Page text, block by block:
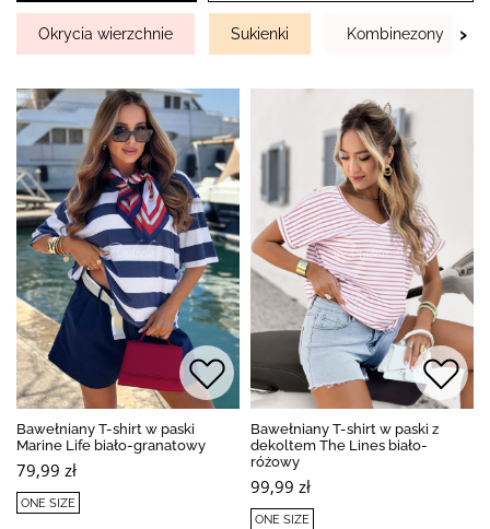
Okrycia wierzchnie Sukienki Kombinezony ›
Bawełniany T-shirt w paski
Marine Life biało-granatowy
79,99 zł
ONE SIZE
Bawełniany T-shirt w paski z
dekoltem The Lines biało-
różowy
99,99 zł
ONE SIZE